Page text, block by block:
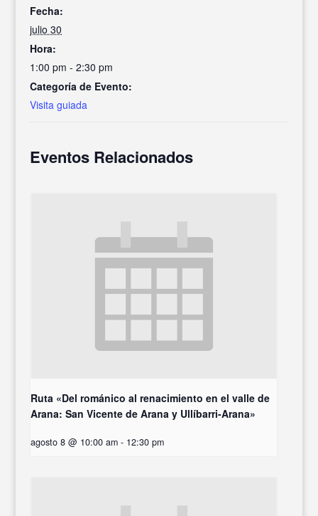
Fecha:
julio 30
Hora:
1:00 pm - 2:30 pm
Categoría de Evento:
Visita guiada
Eventos Relacionados
Ruta «Del románico al renacimiento en el valle de
Arana: San Vicente de Arana y Ullíbarri-Arana»
agosto 8 @ 10:00 am - 12:30 pm